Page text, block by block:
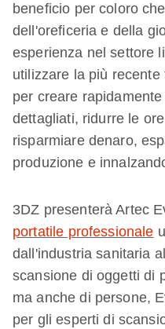
beneficio per coloro
dell'oreficeria e della
esperienza nel settore
utilizzare la più
per creare
dettagliati, ridurre le
risparmiare denaro,
produzione e
3DZ presenterà Artec
portatile professionale
dall'industria sanitaria
scansione di oggetti di
ma anche di persone,
per gli esperti di